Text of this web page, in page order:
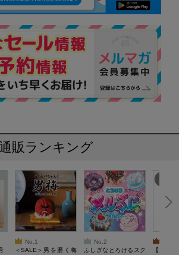
通販ランキング
No.1
＜SALE＞男を磨く梅
No.2
ふしぎなとろけるスク
【